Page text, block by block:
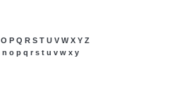
O P Q R S T U V W X Y Z
n o p q r s t u v w x y